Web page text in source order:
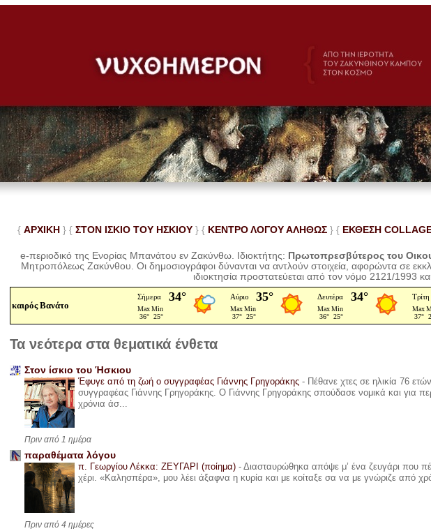
{ ΑΡΧΙΚΗ } { ΣΤΟΝ ΙΣΚΙΟ ΤΟΥ ΗΣΚΙΟΥ } { ΚΕΝΤΡΟ ΛΟΓΟΥ ΑΛΗΘΩΣ } { ΕΚΘΕΣΗ
e-περιοδικό της Ενορίας Μπανάτου εν Ζακύνθω. Ιδιοκτήτης: Πρωτοπρεσβύτερος του
Μητροπόλεως Ζακύνθου.Οι δημοσιογράφοι δύνανται να αντλούν στοιχεία, αφορώντα σε
ιδιοκτησία προστατεύεται από τον νόμο 2121/1993
καιρός Βανάτο
Τα νεότερα στα θεματικά ένθετα
Στον ίσκιο του Ήσκιου
Έφυγε από τη ζωή ο συγγραφέας Γιάννης Γρηγοράκης - Πέθανε χτες σε ηλικία 76
συγγραφέας Γιάννης Γρηγοράκης. Ο Γιάννης Γρηγοράκης σπούδασε νομικά και για
χρόνια άσ...
Πριν από 1 ημέρα
παραθέματα λόγου
π. Γεωργίου Λέκκα: ΖΕΥΓΑΡΙ (ποίημα) - Διασταυρώθηκα απόψε μ’ ένα ζευγάρι που
χέρι. «Καλησπέρα», μου λέει άξαφνα η κυρία και με κοίταξε σα να με γνώριζε από
Πριν από 4 ημέρες